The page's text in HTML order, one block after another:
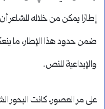
إطارًا يمكن من خلاله للشاعر أن
ضمن حدود هذا الإطار، ما
والإبداعية للنص.
على مر العصور، كانت البحور